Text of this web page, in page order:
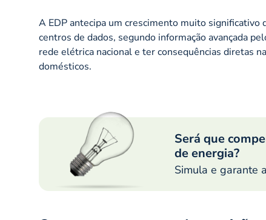
A EDP antecipa um crescimento muito
centros de dados, segundo informação avançada
rede elétrica nacional e ter consequências diretas
domésticos.
Será que
de energia?
Simula e garante